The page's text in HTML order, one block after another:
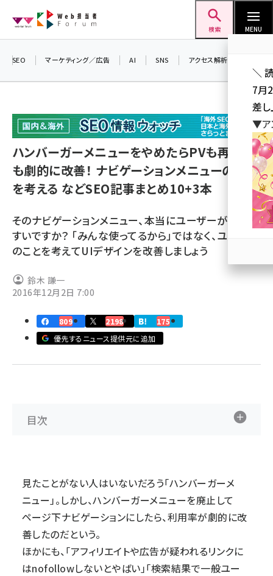
ン
検索 MENU
seo (3516)
ai (2799)
youtube (2420)
セミナー (2296)
z世代 (1617)
llmo (1155)
SEO マーケティング／広告 AI SNS アクセス解析／データ分析
ハンバーガーメニューをやめたらPVも再訪問
も劇的に改善！ ナビゲーションメニューのUI
を考える などSEO記事まとめ10+3本
そのナビゲーションメニュー、本当にユーザーが使いや
すいですか？ 「みんな使ってるから」ではなく、ユーザー
のことを考えてUIデザインを改善しましょう
鈴木 謙一
2016年12月2日 7:00
809 2198
175
優先するニュース提供元に追加
目次
見たことがない人はいないだろう「ハンバーガーメ
ニュー」。しかし、ハンバーガーメニューを廃止して
ページ下ナビゲーションにしたら、利用率が劇的に改
善したのだという。
ほかにも、「アフィリエイトや広告が疑われるリンクに
はnofollowしないとやばい」「検索結果で一般ユー
＼
7月
差し
▼ア